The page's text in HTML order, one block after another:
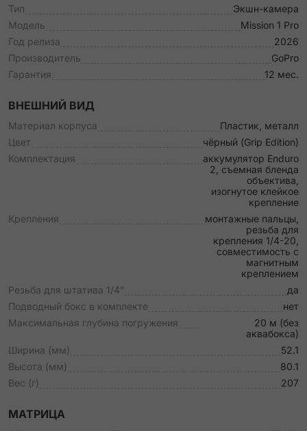
Тип
Экшн-камера
Модель
Mission 1 Pro
Год релиза
2026
Производитель
GoPro
Гарантия
12 мес.
ВНЕШНИЙ ВИД
Материал корпуса
Пластик, металл
Цвет
чёрный (Grip Edition)
Комплектация
аккумулятор Enduro
2, съемная бленда
объектива,
изогнутое клейкое
крепление
Крепления
монтажные пальцы,
резьба для
крепления 1/4-20,
совместимость с
магнитным
креплением
Резьба для штатива 1/4"
да
Подводный бокс в комплекте
нет
Максимальная глубина погружения
20 м (без
аквабокса)
Ширина (мм)
52.1
Высота (мм)
80.1
Вес (г)
207
МАТРИЦА